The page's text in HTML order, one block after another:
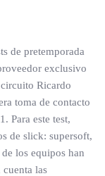
de pretemporada
exclusivo
Ricardo
toma de contacto
Para este test,
de slick: supersoft,
los equipos han
cuenta las